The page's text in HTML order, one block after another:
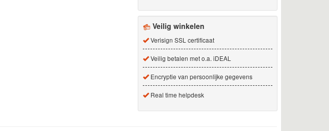
Veilig winkelen
Verisign SSL certificaat
Veilig betalen met o.a. iDEAL
Encryptie van persoonlijke gegevens
Real time helpdesk